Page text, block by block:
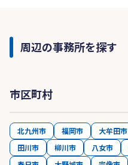
周辺の事務所を探す
市区町村
北九州市 福岡市 大牟田市
田川市
柳川市 八女市